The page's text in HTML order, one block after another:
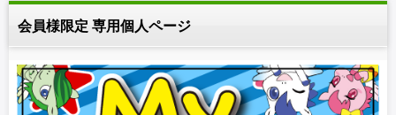
会員様限定 専用個人ページ